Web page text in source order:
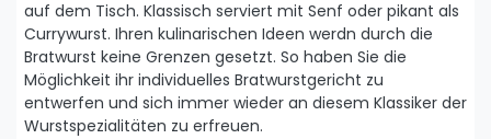
auf dem Tisch. Klassisch serviert mit Senf oder pikant als
Currywurst. Ihren kulinarischen Ideen werdn durch die
Bratwurst keine Grenzen gesetzt. So haben Sie die
Möglichkeit ihr individuelles Bratwurstgericht zu
entwerfen und sich immer wieder an diesem Klassiker der
Wurstspezialitäten zu erfreuen.